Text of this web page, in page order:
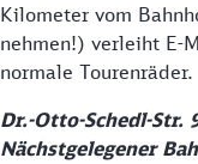
Kilometer vom
nehmen!) verleiht E-
normale Tourenräder.
Dr.-Otto-Schedl-Str.
Nächstgelegener